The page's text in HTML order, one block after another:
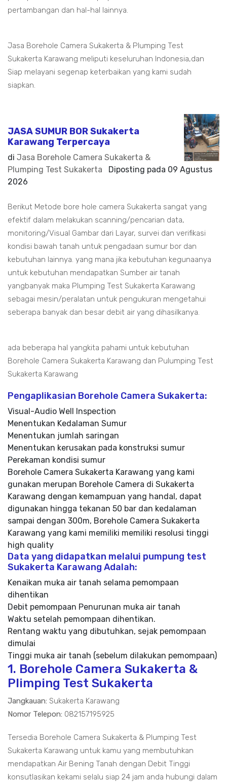
pertambangan dan hal-hal lainnya.
Jasa Borehole Camera Sukakerta & Plumping Test
Sukakerta Karawang meliputi keseluruhan Indonesia,dan
Siap melayani segenap keterbaikan yang kami sudah
siapkan.
JASA SUMUR BOR Sukakerta
Karawang Terpercaya
di Jasa Borehole Camera Sukakerta &
Plumping Test Sukakerta
Diposting pada 09 Agustus
2026
Berikut Metode bore hole camera Sukakerta sangat yang
efektif dalam melakukan scanning/pencarian data,
monitoring/Visual Gambar dari Layar, survei dan verifikasi
kondisi bawah tanah untuk pengadaan sumur bor dan
kebutuhan lainnya. yang mana jika kebutuhan kegunaanya
untuk kebutuhan mendapatkan Sumber air tanah
yangbanyak maka Plumping Test Sukakerta Karawang
sebagai mesin/peralatan untuk pengukuran mengetahui
seberapa banyak dan besar debit air yang dihasilkanya.
ada beberapa hal yangkita pahami untuk kebutuhan
Borehole Camera Sukakerta Karawang dan Pulumping Test
Sukakerta Karawang
Pengaplikasian Borehole Camera Sukakerta:
Visual-Audio Well Inspection
Menentukan Kedalaman Sumur
Menentukan jumlah saringan
Menentukan kerusakan pada konstruksi sumur
Perekaman kondisi sumur
Borehole Camera Sukakerta Karawang yang kami
gunakan merupan Borehole Camera di Sukakerta
Karawang dengan kemampuan yang handal, dapat
digunakan hingga tekanan 50 bar dan kedalaman
sampai dengan 300m, Borehole Camera Sukakerta
Karawang yang kami memiliki memiliki resolusi tinggi
high quality
Data yang didapatkan melalui pumpung test
Sukakerta Karawang Adalah:
Kenaikan muka air tanah selama pemompaan
dihentikan
Debit pemompaan Penurunan muka air tanah
Waktu setelah pemompaan dihentikan.
Rentang waktu yang dibutuhkan, sejak pemompaan
dimulai
Tinggi muka air tanah (sebelum dilakukan pemompaan)
1. Borehole Camera Sukakerta &
Plimping Test Sukakerta
Jangkauan: Sukakerta Karawang
Nomor Telepon: 082157195925
Tersedia Borehole Camera Sukakerta & Plumping Test
Sukakerta Karawang untuk kamu yang membutuhkan
mendapatkan Air Bening Tanah dengan Debit Tinggi
konsutlasikan kekami selalu siap 24 jam anda hubungi dalam